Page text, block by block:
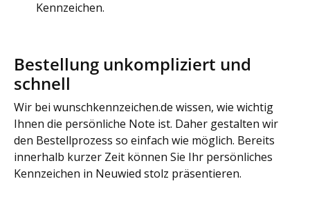
Kennzeichen.
Bestellung unkompliziert und
schnell
Wir bei wunschkennzeichen.de wissen, wie wichtig
Ihnen die persönliche Note ist. Daher gestalten wir
den Bestellprozess so einfach wie möglich. Bereits
innerhalb kurzer Zeit können Sie Ihr persönliches
Kennzeichen in Neuwied stolz präsentieren.